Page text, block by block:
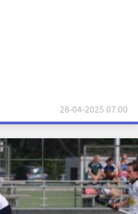
28-04-2025 07:00